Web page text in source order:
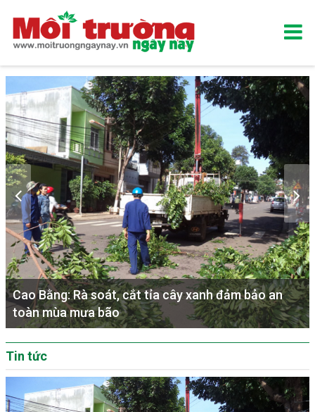
Cao Bằng: Rà soát, cắt tỉa cây xanh đảm bảo an
toàn mùa mưa bão
Tin tức